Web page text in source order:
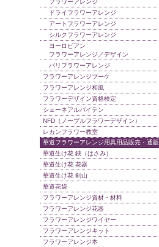
フラワーアレンジ
ドライフラワーアレンジ
アートフラワーアレンジ
シルクフラワーアレンジ
ヨーロピアン
フラワーアレンジ／デザイン
パリフラワーアレンジ
フラワーアレンジブーケ
フラワーアレンジ和風
フラワーデザイン資格検定
シェーネアルバイテン
NFD（ノーブルフラワーデザイン）
レカンフラワー教室
華道フラワーアレンジ用具用品販売・通販
華道生け花 鋏（はさみ）
華道生け花 花器
華道生け花 剣山
華道花袋
フラワーアレンジ資材・材料
フラワーアレンジ花器
フラワーアレンジワイヤー
フラワーアレンジキット
フラワーアレンジ本